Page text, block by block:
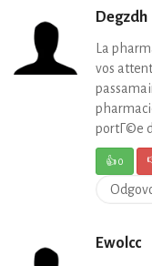
Degzdh
La
vos
portГ©e
👍0
Ewolcc